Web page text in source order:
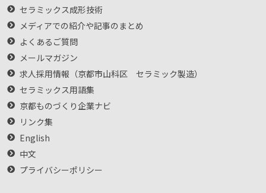
セラミックス成形技術
メディアでの紹介や記事のまとめ
よくあるご質問
メールマガジン
求人採用情報（京都市山科区 セラミック製造）
セラミックス用語集
京都ものづくり企業ナビ
リンク集
English
中文
プライバシーポリシー